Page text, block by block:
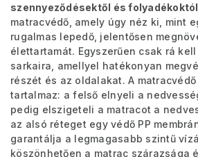
szennyeződésektől és folyadékoktól
matracvédő, amely úgy néz ki, mint
rugalmas lepedő, jelentősen
élettartamát. Egyszerűen csak rá
sarkaira, amellyel hatékonyan
részét és az oldalakat. A
tartalmaz: a felső elnyeli a
pedig elszigeteli a matracot a
az alsó réteget egy védő PP
garantálja a legmagasabb szintű
köszönhetően a matrac szárazsága